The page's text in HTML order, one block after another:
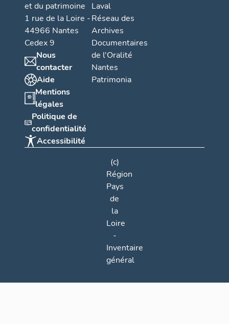
et du patrimoine
1 rue de la Loire -
44966 Nantes
Cedex 9
Nous
contacter
Aide
Mentions
légales
Politique de
confidentialité
Accessibilité
Laval
Réseau des
Archives
Documentaires
de l'Oralité
Nantes
Patrimonia
(c)
Région
Pays
de
la
Loire
-
Inventaire
général